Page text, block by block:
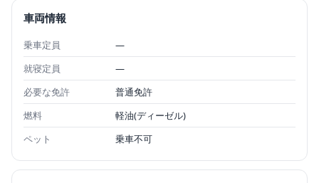
車両情報
乗車定員
—
就寝定員
—
必要な免許
普通免許
燃料
軽油(ディーゼル)
ペット
乗車不可